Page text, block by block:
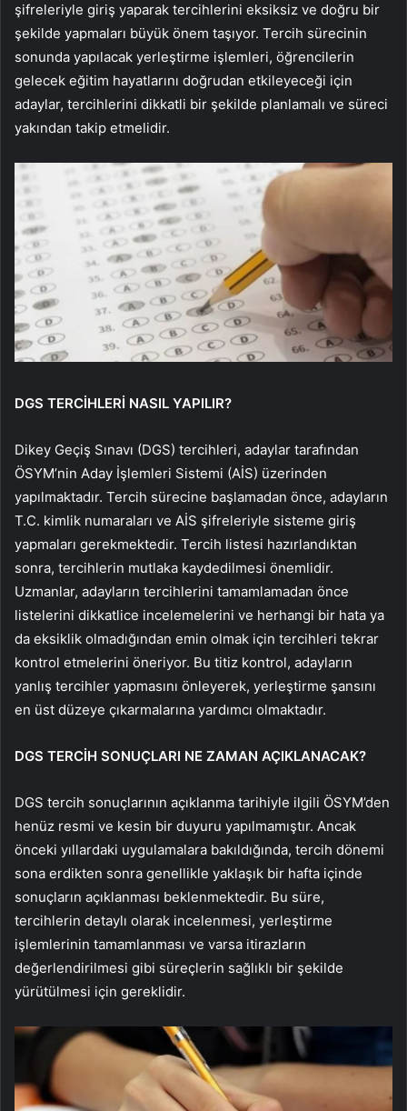
şifreleriyle giriş yaparak tercihlerini eksiksiz ve doğru bir
şekilde yapmaları büyük önem taşıyor. Tercih sürecinin
sonunda yapılacak yerleştirme işlemleri, öğrencilerin
gelecek eğitim hayatlarını doğrudan etkileyeceği için
adaylar, tercihlerini dikkatli bir şekilde planlamalı ve süreci
yakından takip etmelidir.
DGS TERCİHLERİ NASIL YAPILIR?
Dikey Geçiş Sınavı (DGS) tercihleri, adaylar tarafından
ÖSYM’nin Aday İşlemleri Sistemi (AİS) üzerinden
yapılmaktadır. Tercih sürecine başlamadan önce, adayların
T.C. kimlik numaraları ve AİS şifreleriyle sisteme giriş
yapmaları gerekmektedir. Tercih listesi hazırlandıktan
sonra, tercihlerin mutlaka kaydedilmesi önemlidir.
Uzmanlar, adayların tercihlerini tamamlamadan önce
listelerini dikkatlice incelemelerini ve herhangi bir hata ya
da eksiklik olmadığından emin olmak için tercihleri tekrar
kontrol etmelerini öneriyor. Bu titiz kontrol, adayların
yanlış tercihler yapmasını önleyerek, yerleştirme şansını
en üst düzeye çıkarmalarına yardımcı olmaktadır.
DGS TERCİH SONUÇLARI NE ZAMAN AÇIKLANACAK?
DGS tercih sonuçlarının açıklanma tarihiyle ilgili ÖSYM’den
henüz resmi ve kesin bir duyuru yapılmamıştır. Ancak
önceki yıllardaki uygulamalara bakıldığında, tercih dönemi
sona erdikten sonra genellikle yaklaşık bir hafta içinde
sonuçların açıklanması beklenmektedir. Bu süre,
tercihlerin detaylı olarak incelenmesi, yerleştirme
işlemlerinin tamamlanması ve varsa itirazların
değerlendirilmesi gibi süreçlerin sağlıklı bir şekilde
yürütülmesi için gereklidir.